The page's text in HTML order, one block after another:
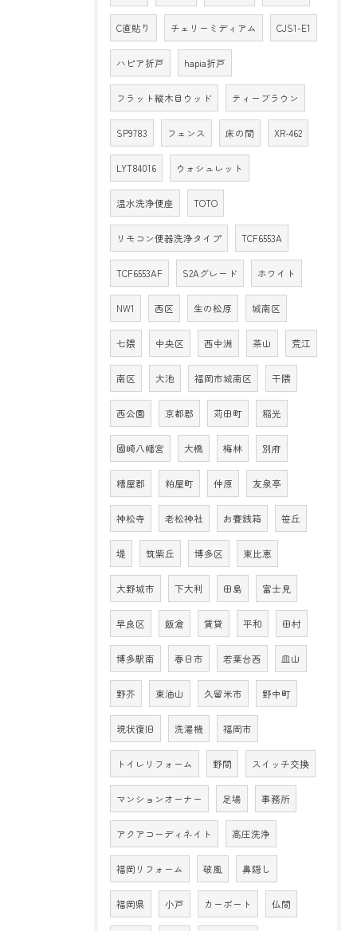
C直貼り チェリーミディアム CJS1-E1
ハピア折戸 hapia折戸
フラット縦木目ウッド ティーブラウン
SP9783 フェンス 床の間 XR-462
LYT84016 ウォシュレット
温水洗浄便座 TOTO
リモコン便器洗浄タイプ TCF6553A
TCF6553AF S2Aグレード ホワイト
NW1 西区 生の松原 城南区
七隈 中央区 西中洲 茶山 荒江
南区 大池 福岡市城南区 干隈
西公園 京都郡 苅田町 稲光
國崎八幡宮 大橋 梅林 別府
糟屋郡 粕屋町 仲原 友泉亭
神松寺 老松神社 お賽銭箱 笹丘
堤 筑紫丘 博多区 東比恵
大野城市 下大利 田島 富士見
早良区 飯倉 賃貸 平和 田村
博多駅南 春日市 若葉台西 皿山
野芥 東油山 久留米市 野中町
現状復旧 洗濯機 福岡市
トイレリフォーム 野間 スイッチ交換
マンションオーナー 足場 事務所
アクアコーディネイト 高圧洗浄
福岡リフォーム 破風 鼻隠し
福岡県 小戸 カーポート 仏間